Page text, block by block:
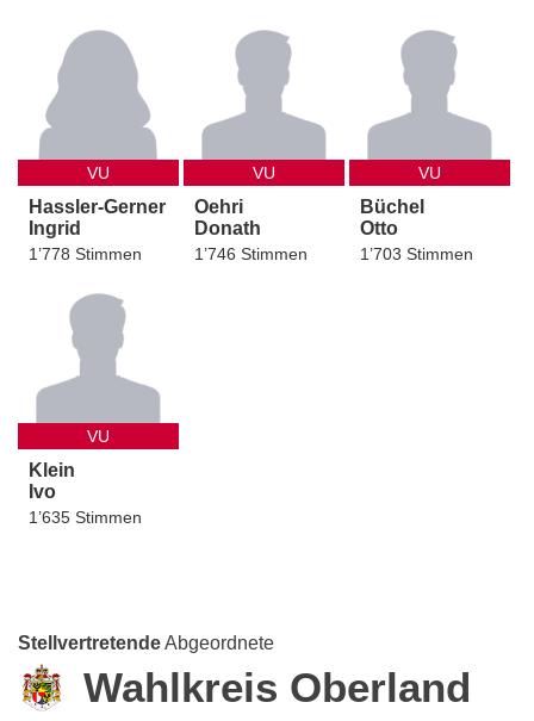
VU
Hassler-Gerner
Ingrid
1’778 Stimmen
VU
Oehri
Donath
1’746 Stimmen
VU
Büchel
Otto
1’703 Stimmen
VU
Klein
Ivo
1’635 Stimmen
StellvertretendeAbgeordnete
Wahlkreis Oberland